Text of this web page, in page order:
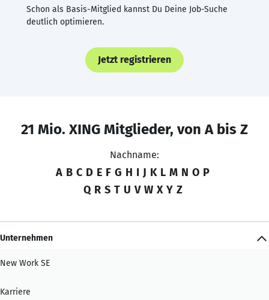
Schon als Basis-Mitglied kannst Du Deine Job-Suche
deutlich optimieren.
Jetzt registrieren
21 Mio. XING Mitglieder, von A bis Z
Nachname:
A B C D E F G H I J K L M N O P
Q R S T U V W X Y Z
Unternehmen
New Work SE
Karriere